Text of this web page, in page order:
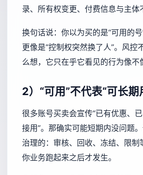
录、所有权变更、付费信息与主体
换句话说：你以为买的是“可用的
更像是“控制权突然换了人”。风控
么想，它只在乎它看见的行为像不
2）“可用”不代表“可长期
很多账号买卖会宣传“已有优惠、
接用”。那确实可能短期内没问题
治理的：审核、回收、冻结、限制
你业务跑起来之后才发生。